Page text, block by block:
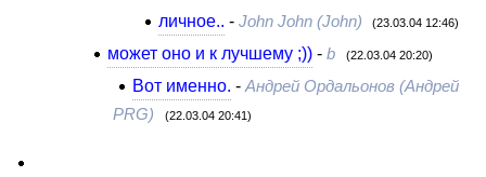
личное.. - John John (John) (23.03.04 12:46)
может оно и к лучшему ;))- b (22.03.04 20:20)
Вот именно. -Андрей Ордальонов (Андрей
PRG)
(22.03.04 20:41)